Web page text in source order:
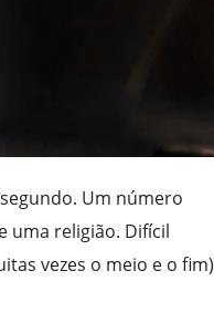
Um número
uma religião. Difícil
vezes o meio e o fim)